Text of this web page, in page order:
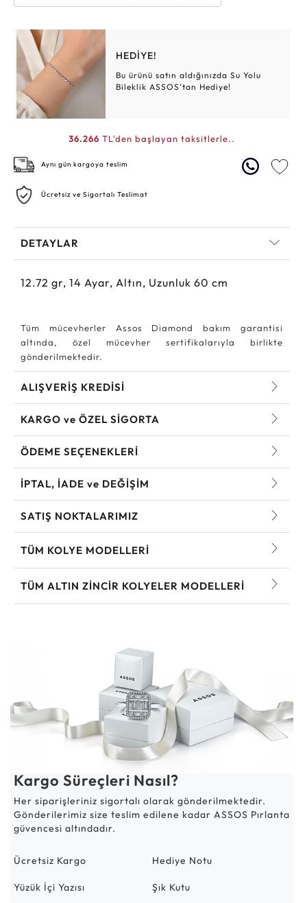
HEDİYE!
Bu ürünü satın aldığınızda Su Yolu
Bileklik ASSOS’tan Hediye!
36.266 TL'den başlayan taksitlerle..
Aynı gün kargoya teslim
Ücretsiz ve Sigortalı Teslimat
DETAYLAR
12.72 gr, 14 Ayar, Altın, Uzunluk 60 cm
Tüm mücevherler Assos Diamond bakım garantisi
altında, özel mücevher sertifikalarıyla birlikte
gönderilmektedir.
ALIŞVERİŞ KREDİSİ
KARGO ve ÖZEL SİGORTA
ÖDEME SEÇENEKLERİ
İPTAL, İADE ve DEĞİŞİM
SATIŞ NOKTALARIMIZ
TÜM KOLYE MODELLERI
TÜM ALTIN ZINCIR KOLYELER MODELLERI
Kargo Süreçleri Nasıl?
Her siparişleriniz sigortalı olarak gönderilmektedir.
Gönderilerimiz size teslim edilene kadar ASSOS Pırlanta
güvencesi altındadır.
Ücretsiz Kargo Hediye Notu
Yüzük İçi Yazısı Şık Kutu